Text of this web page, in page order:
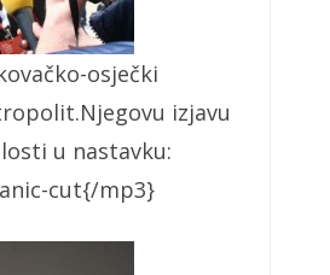
osječki
izjavu
u nastavku:
cut{/mp3}